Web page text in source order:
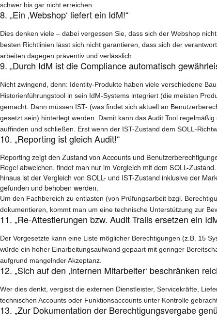
schwer bis gar nicht erreichen.
8. „Ein ‚Webshop‘ liefert ein IdM!“
Dies denken viele – dabei vergessen Sie, dass sich der Webshop
besten Richtlinien lässt sich nicht garantieren, dass sich der
arbeiten dagegen präventiv und verlässlich.
9. „Durch IdM ist die Compliance automatisch
Nicht zwingend, denn: Identity-Produkte haben viele verschiedene
Historienführungstool in sein IdM-Systems integriert (die meisten
gemacht. Dann müssen IST- (was findet sich aktuell an
gesetzt sein) hinterlegt werden. Damit kann das Audit Tool
auffinden und schließen. Erst wenn der IST-Zustand dem SOLL-
10. „Reporting ist gleich Audit!“
Reporting zeigt den Zustand von Accounts und
Regel abweichen, findet man nur im Vergleich mit dem SOLL-
hinaus ist der Vergleich von SOLL- und IST-Zustand inklusive der
gefunden und behoben werden.
Um den Fachbereich zu entlasten (von Prüfungsarbeit bzgl.
dokumentieren, kommt man um eine technische Unterstützung zur
11. „Re-Attestierungen bzw. Audit Trails ersetzen ein
Der Vorgesetzte kann eine Liste möglicher Berechtigungen (z.B. 15
würde ein hoher Einarbeitungsaufwand gepaart mit geringer
aufgrund mangelnder Akzeptanz.
12. „Sich auf den ‚internen Mitarbeiter‘ beschränken
Wer dies denkt, vergisst die externen Dienstleister, Servicekräfte,
technischen Accounts oder Funktionsaccounts unter Kontrolle
13. „Zur Dokumentation der Berechtigungsvergabe